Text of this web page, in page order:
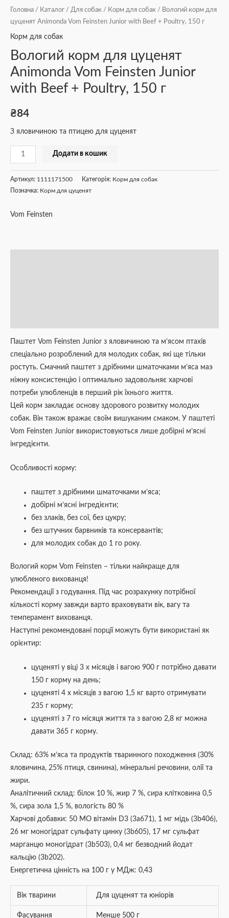
Головна / Каталог / Для собак / Корм для собак / Вологий корм для
цуценят Animonda Vom Feinsten Junior with Beef + Poultry, 150 г
Корм для собак
Вологий корм для цуценят
Animonda Vom Feinsten Junior
with Beef + Poultry, 150 г
₴84
З яловичиною та птицею для цуценят
Додати в кошик
Артикул: 1111171500 Категорія: Корм для собак
Позначка: Корм для цуценят
Vom Feinsten
Паштет Vom Feinsten Junior з яловичиною та м’ясом птахів
спеціально розроблений для молодих собак, які ще тільки
ростуть. Смачний паштет з дрібними шматочками м’яса маэ
ніжну консистенцію і оптимально задовольняє харчові
потреби улюбленців в перший рік їхнього життя.
Цей корм закладає основу здорового розвитку молодих
собак. Він також вражає своїм вишуканим смаком. У паштеті
Vom Feinsten Junior використовуються лише добірні м’ясні
інгредієнти.
Особливості корму:
паштет з дрібними шматочками м’яса;
добірні м’ясні інгредієнти;
без злаків, без сої, без цукру;
без штучних барвників та консервантів;
для молодих собак до 1 го року.
Вологий корм Vom Feinsten – тільки найкраще для
улюбленого вихованця!
Рекомендації з годування. Під час розрахунку потрібної
кількості корму завжди варто враховувати вік, вагу та
темперамент вихованця.
Наступні рекомендовані порції можуть бути використані як
орієнтир:
цуценяті у віці 3 х місяців і вагою 900 г потрібно давати
150 г корму на день;
цуценяті 4 х місяців з вагою 1,5 кг варто отримувати
235 г корму;
цуценяті з 7 го місяця життя та з вагою 2,8 кг можна
давати 365 г корму.
Склад: 63% м’яса та продуктів тваринного походження (30%
яловичина, 25% птиця, свинина), мінеральні речовини, олії та
жири.
Аналітичний склад: білок 10 %, жир 7 %, сира клітковина 0,5
%, сира зола 1,5 %, вологість 80 %
Харчові добавки: 50 МО вітамін D3 (3а671), 1 мг мідь (3b406),
26 мг моногідрат сульфату цинку (3b605), 17 мг сульфат
марганцю моногідрат (3b503), 0,4 мг безводний йодат
кальцію (3b202).
Енергетична цінність на 100 г у МДж: 0,43
Вік тварини Для цуценят та юніорів
Фасування Менше 500 г